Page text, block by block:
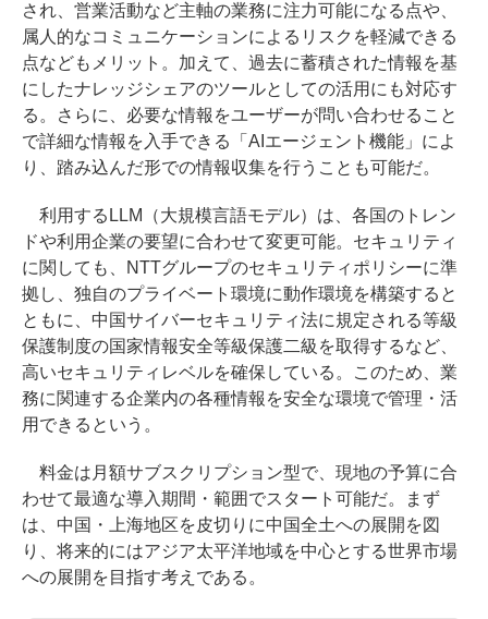
され、営業活動など主軸の業務に注力可能になる点や、
属人的なコミュニケーションによるリスクを軽減できる
点などもメリット。加えて、過去に蓄積された情報を基
にしたナレッジシェアのツールとしての活用にも対応す
る。さらに、必要な情報をユーザーが問い合わせること
で詳細な情報を入手できる「AIエージェント機能」によ
り、踏み込んだ形での情報収集を行うことも可能だ。
利用するLLM（大規模言語モデル）は、各国のトレン
ドや利用企業の要望に合わせて変更可能。セキュリティ
に関しても、NTTグループのセキュリティポリシーに準
拠し、独自のプライベート環境に動作環境を構築すると
ともに、中国サイバーセキュリティ法に規定される等級
保護制度の国家情報安全等級保護二級を取得するなど、
高いセキュリティレベルを確保している。このため、業
務に関連する企業内の各種情報を安全な環境で管理・活
用できるという。
料金は月額サブスクリプション型で、現地の予算に合
わせて最適な導入期間・範囲でスタート可能だ。まず
は、中国・上海地区を皮切りに中国全土への展開を図
り、将来的にはアジア太平洋地域を中心とする世界市場
への展開を目指す考えである。